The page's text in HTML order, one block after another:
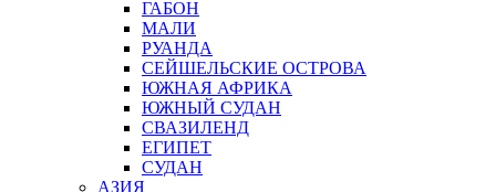
ГАБОН
МАЛИ
РУАНДА
СЕЙШЕЛЬСКИЕ ОСТРОВА
ЮЖНАЯ АФРИКА
ЮЖНЫЙ СУДАН
СВАЗИЛЕНД
ЕГИПЕТ
СУДАН
АЗИЯ